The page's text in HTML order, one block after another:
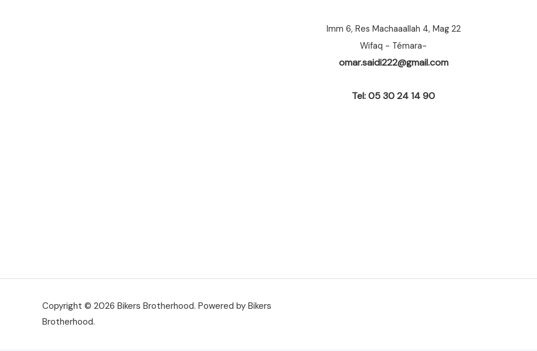
Imm 6, Res Machaaallah 4, Mag 22
Wifaq - Témara-
omar.saidi222@gmail.com
Tel: 05 30 24 14 90
Copyright © 2026 Bikers Brotherhood. Powered by Bikers
Brotherhood.